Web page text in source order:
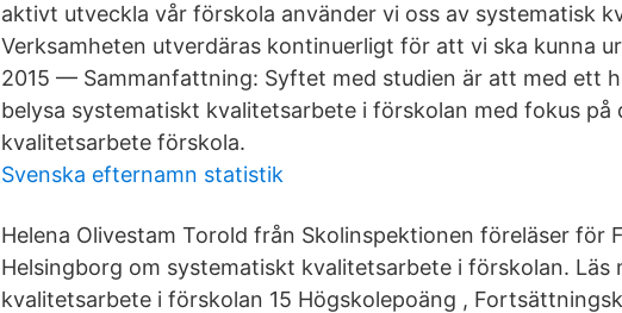
aktivt utveckla vår förskola använder vi oss av systematisk
Verksamheten utverdäras kontinuerligt för att vi ska kunna
2015 — Sammanfattning: Syftet med studien är att med ett
belysa systematiskt kvalitetsarbete i förskolan med fokus
kvalitetsarbete förskola.
Svenska efternamn statistik
Helena Olivestam Torold från Skolinspektionen föreläser för
Helsingborg om systematiskt kvalitetsarbete i förskolan. Läs
kvalitetsarbete i förskolan 15 Högskolepoäng ,